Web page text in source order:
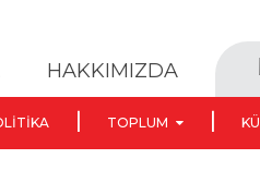
HAKKIMIZDA
TOPLUM